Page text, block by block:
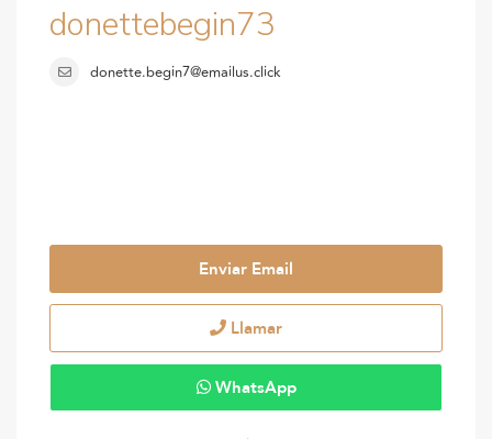
donettebegin73
donette.begin7@emailus.click
Enviar Email
Llamar
WhatsApp